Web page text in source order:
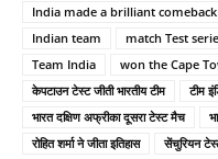
India made a brilliant comeback
Indian team
match Test
Team India
won the Cape
केपटाउन टेस्ट जीती भारतीय टीम
टीम
भारत दक्षिण अफ्रीका दूसरा टेस्ट मैच
रोहित शर्मा ने जीता इतिहास
सेंचुरियन